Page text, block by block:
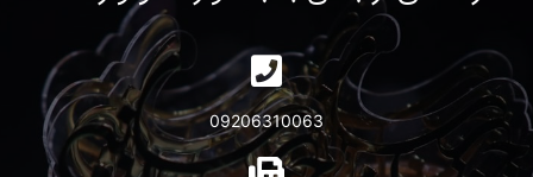
09206310063